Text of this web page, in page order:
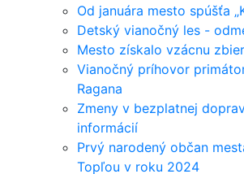
Od januára mesto spúšťa
Detský vianočný les -
Mesto získalo vzácnu
Vianočný príhovor
Ragana
Zmeny v bezplatnej
informácií
Prvý narodený občan
Topľou v roku 2024